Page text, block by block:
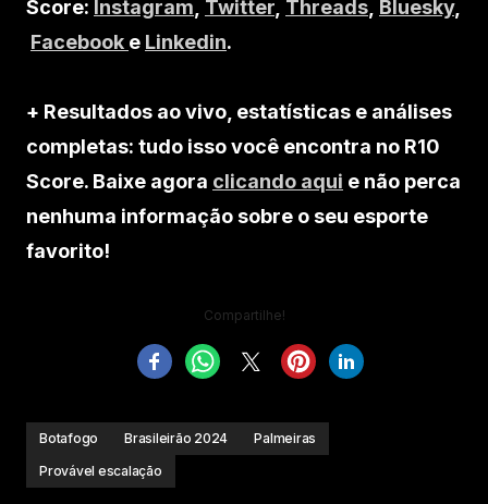
Score: Instagram Twitter Threads Bluesky,
Facebook e Linkedin.
+ Resultados ao vivo, estatísticas e análises
completas: tudo isso você encontra no R10
Score. Baixe agora clicando aqui e não perca
nenhuma informação sobre o seu esporte
favorito!
Compartilhe!
Botafogo Brasileirão 2024
Palmeiras
Provável escalação